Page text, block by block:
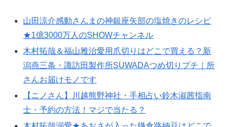
山田涼介感動さんまの神銀座矢部の塩焼きのレシピ
★1億3000万人のSHOWチャンネル
木村拓哉＆福山雅治愛用爪切りはどこで買える？新
潟燕三条・諏訪田製作所SUWADAつめ切りプチ｜所
さんお届けモノです
【ニノさん】川越熊野神社・手相占い鈴木淑茜指南
士・予約の方法！マジで当たる？